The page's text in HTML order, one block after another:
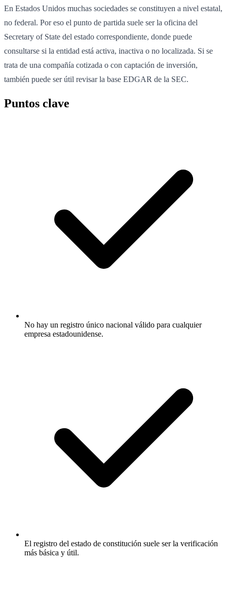
En Estados Unidos muchas sociedades se constituyen a nivel estatal,
no federal. Por eso el punto de partida suele ser la oficina del
Secretary of State del estado correspondiente, donde puede
consultarse si la entidad está activa, inactiva o no localizada. Si se
trata de una compañía cotizada o con captación de inversión,
también puede ser útil revisar la base EDGAR de la SEC.
Puntos clave
No hay un registro único nacional válido para cualquier
empresa estadounidense.
El registro del estado de constitución suele ser la verificación
más básica y útil.